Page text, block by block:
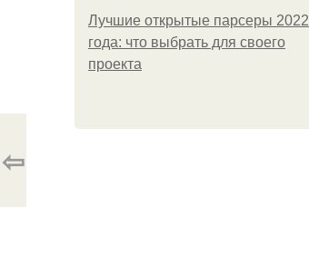
Лучшие открытые парсеры 2022
года: что выбрать для своего
проекта
⇦